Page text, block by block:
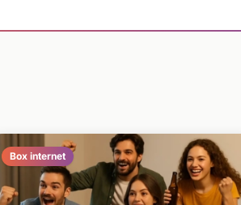
Box internet